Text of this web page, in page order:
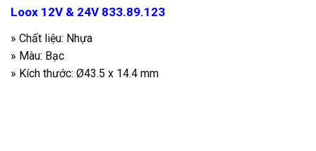
Loox 12V & 24V 833.89.123
» Chất liệu: Nhựa
» Màu: Bạc
» Kích thước: Ø43.5 x 14.4 mm